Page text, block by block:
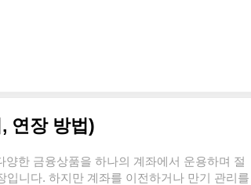
개인의 자산 증대를 돕기 위해 도입된 절세 혜
'로 불리는데요. 특히 ISA 계좌의 큰 매력은 세
. ISA 계좌는 아래 세 가지 유형으로 나뉩니
연장 방법)
한 금융상품을 하나의 계좌에서 운용하며 절
입니다. 하지만 계좌를 이전하거나 만기 관리를